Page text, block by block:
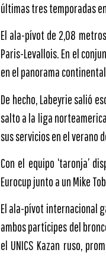
últimas tres temporadas
El ala-pívot de 2,08
Paris-Levallois. En el
en el panorama
De hecho, Labeyrie salió
salto a la liga
sus servicios en el verano
Con el equipo ‘taronja’
Eurocup junto a un Mike
El ala-pívot internacional
ambos partícipes del
el UNICS Kazan ruso,